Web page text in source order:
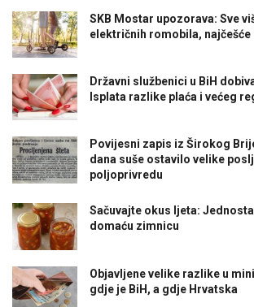
SKB Mostar upozorava: Sve
električnih romobila,
Državni službenici u BiH
Isplata razlike plaća i većeg
Povijesni zapis iz Širokog
dana suše ostavilo velike
poljoprivredu
Sačuvajte okus ljeta:
domaću zimnicu
Objavljene velike razlike u
gdje je BiH, a gdje Hrvatska